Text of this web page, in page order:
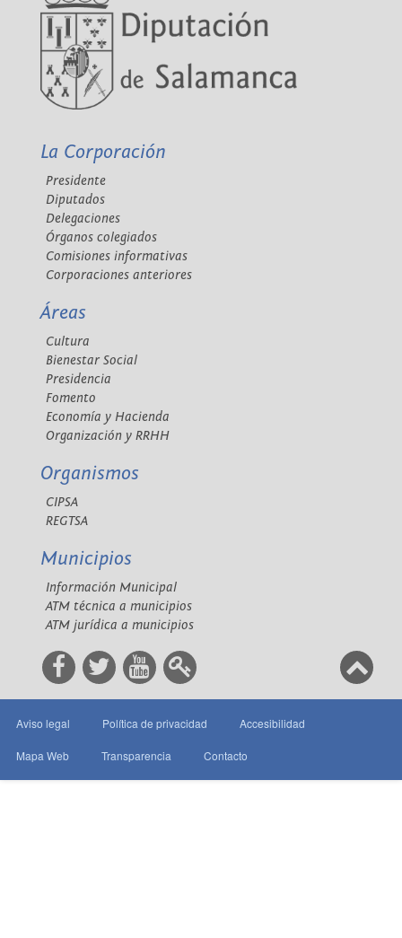
La Corporación
Presidente
Diputados
Delegaciones
Órganos colegiados
Comisiones informativas
Corporaciones anteriores
Áreas
Cultura
Bienestar Social
Presidencia
Fomento
Economía y Hacienda
Organización y RRHH
Organismos
CIPSA
REGTSA
Municipios
Información Municipal
ATM técnica a municipios
ATM jurídica a municipios
Aviso legal Política de privacidad Accesibilidad
Mapa Web Transparencia Contacto